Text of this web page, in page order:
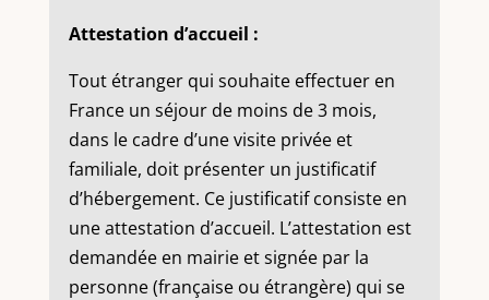
Attestation d’accueil :
Tout étranger qui souhaite effectuer en
France un séjour de moins de 3 mois,
dans le cadre d’une visite privée et
familiale, doit présenter un justificatif
d’hébergement. Ce justificatif consiste en
une attestation d’accueil. L’attestation est
demandée en mairie et signée par la
personne (française ou étrangère) qui se